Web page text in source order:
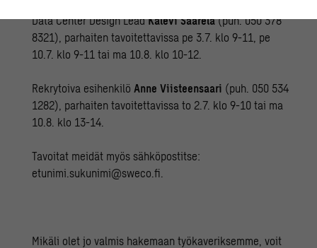
Data Center Design LeadKalevi Saarela(puh. 050 378
8321), parhaiten tavoitettavissa pe 3.7. klo 9-11, pe
10.7. klo 9-11 tai ma 10.8. klo 10-12.
Rekrytoiva esihenkilöAnne Viisteensaari (puh. 050 534
1282), parhaiten tavoitettavissa to 2.7. klo 9-10 tai ma
10.8. klo 13-14.
Tavoitat meidät myös sähköpostitse:
etunimi.sukunimi@sweco.fi.
Mikäli olet jo valmis hakemaan työkaveriksemme, voit